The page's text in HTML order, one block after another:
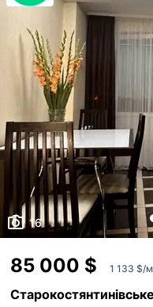
16
85 000 $ 1 133 $/